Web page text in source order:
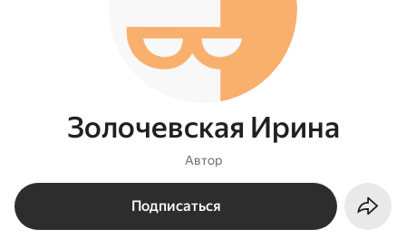
Золочевская Ирина
Автор
Подписаться